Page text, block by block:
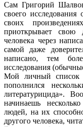
Сам Григорий
своего
своих
приоткрывает
человека через
самой даже
написано, тем
исследования
Мой личный список
пополнился
литературицида».
начинаешь
людей, на их
другого человека,